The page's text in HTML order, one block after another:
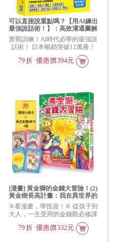
可以直接說重點嗎？【用AI練出
最強說話術！】：高效溝通圖解
大全，獨創「詞彙量×具體化×表
達力」黃金三公式，讓你工作
順、人緣好、評價高
實戰訓練！AI時代必學的最強說
話術！ 日本暢銷突破12萬冊！
從腦袋空白到精準表達 3步驟+指
令範本，每個人都能成為職場表
79折 優惠價394元
[漫畫] 黃金獅的金錢大冒險！(2)
黃金樹長高計畫：我在異世界的
錢錢升級任務，開店+投資，讓
錢自己滾進來【增值力 Lv UP】
（附★ETF投資小高手．角色對
戰牌卡4張）
⚞看漫畫，學投資！⚟ 從孩子到
大人，一生受用的金錢觀必修課
79折 優惠價332元